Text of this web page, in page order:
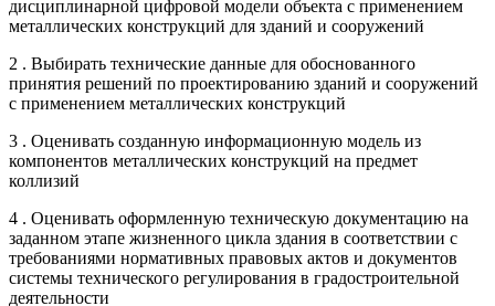
дисциплинарной цифровой модели объекта с применением
металлических конструкций для зданий и сооружений
2 . Выбирать технические данные для обоснованного
принятия решений по проектированию зданий и сооружений
с применением металлических конструкций
3 . Оценивать созданную информационную модель из
компонентов металлических конструкций на предмет
коллизий
4 . Оценивать оформленную техническую документацию на
заданном этапе жизненного цикла здания в соответствии с
требованиями нормативных правовых актов и документов
системы технического регулирования в градостроительной
деятельности